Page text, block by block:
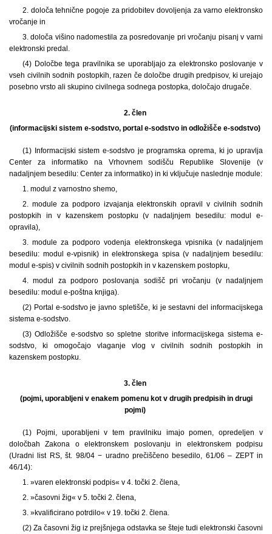
2. določa tehnične pogoje za pridobitev dovoljenja za varno elektronsko
vročanje in
3. določa višino nadomestila za posredovanje pri vročanju pisanj v varni
elektronski predal.
(4) Določbe tega pravilnika se uporabljajo za elektronsko poslovanje v
vseh civilnih sodnih postopkih, razen če določbe drugih predpisov, ki urejajo
posebno vrsto ali skupino civilnega sodnega postopka, določajo drugače.
2. člen
(informacijski sistem e-sodstvo, portal e-sodstvo in odložišče e-sodstvo)
(1) Informacijski sistem e-sodstvo je programska oprema, ki jo upravlja
Center za informatiko na Vrhovnem sodišču Republike Slovenije (v
nadaljnjem besedilu: Center za informatiko) in ki vključuje naslednje module:
1. modul z varnostno shemo,
2. module za podporo izvajanja elektronskih opravil v civilnih sodnih
postopkih in v kazenskem postopku (v nadaljnjem besedilu: modul e-
opravila),
3. module za podporo vodenja elektronskega vpisnika (v nadaljnjem
besedilu: modul e-vpisnik) in elektronskega spisa (v nadaljnjem besedilu:
modul e-spis) v civilnih sodnih postopkih in v kazenskem postopku,
4. modul za podporo poslovanja sodišč pri vročanju (v nadaljnjem
besedilu: modul e-poštna knjiga).
(2) Portal e-sodstvo je javno spletišče, ki je sestavni del informacijskega
sistema e-sodstvo.
(3) Odložišče e-sodstvo so spletne storitve informacijskega sistema e-
sodstvo, ki omogočajo vlaganje vlog v civilnih sodnih postopkih in
kazenskem postopku.
3. člen
(pojmi, uporabljeni v enakem pomenu kot v drugih predpisih in drugi
pojmi)
(1) Pojmi, uporabljeni v tem pravilniku imajo pomen, opredeljen v
določbah Zakona o elektronskem poslovanju in elektronskem podpisu
(Uradni list RS, št. 98/04 − uradno prečiščeno besedilo, 61/06 – ZEPT in
46/14):
1. »varen elektronski podpis« v 4. točki 2. člena,
2. »časovni žig« v 5. točki 2. člena,
3. »kvalificirano potrdilo« v 19. točki 2. člena.
(2) Za časovni žig iz prejšnjega odstavka se šteje tudi elektronski časovni